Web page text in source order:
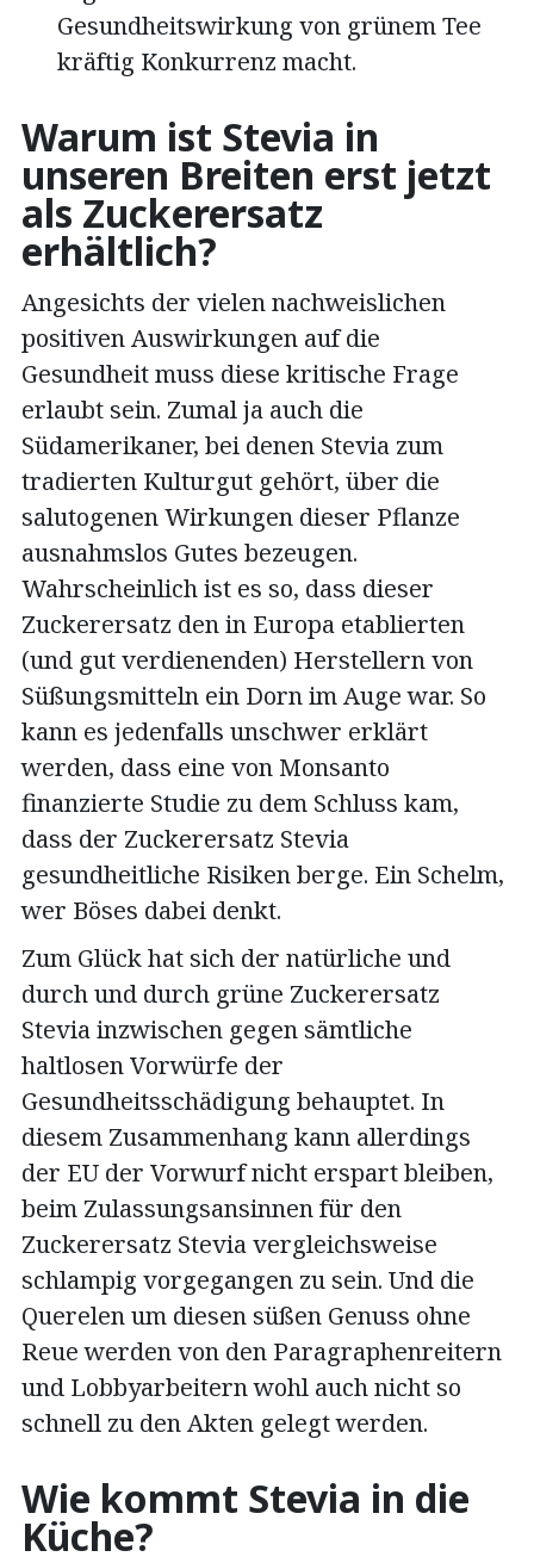
Gesundheitswirkung von grünem Tee
kräftig Konkurrenz macht.
Warum ist Stevia in
unseren Breiten erst jetzt
als Zuckerersatz
erhältlich?
Angesichts der vielen nachweislichen
positiven Auswirkungen auf die
Gesundheit muss diese kritische Frage
erlaubt sein. Zumal ja auch die
Südamerikaner, bei denen Stevia zum
tradierten Kulturgut gehört, über die
salutogenen Wirkungen dieser Pflanze
ausnahmslos Gutes bezeugen.
Wahrscheinlich ist es so, dass dieser
Zuckerersatz den in Europa etablierten
(und gut verdienenden) Herstellern von
Süßungsmitteln ein Dorn im Auge war. So
kann es jedenfalls unschwer erklärt
werden, dass eine von Monsanto
finanzierte Studie zu dem Schluss kam,
dass der Zuckerersatz Stevia
gesundheitliche Risiken berge. Ein Schelm,
wer Böses dabei denkt.
Zum Glück hat sich der natürliche und
durch und durch grüne Zuckerersatz
Stevia inzwischen gegen sämtliche
haltlosen Vorwürfe der
Gesundheitsschädigung behauptet. In
diesem Zusammenhang kann allerdings
der EU der Vorwurf nicht erspart bleiben,
beim Zulassungsansinnen für den
Zuckerersatz Stevia vergleichsweise
schlampig vorgegangen zu sein. Und die
Querelen um diesen süßen Genuss ohne
Reue werden von den Paragraphenreitern
und Lobbyarbeitern wohl auch nicht so
schnell zu den Akten gelegt werden.
Wie kommt Stevia in die
Küche?